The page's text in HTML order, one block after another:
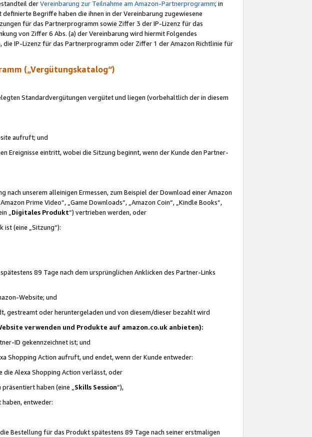
derVereinbarung zur Teilnahme am Amazon-Partnerprogramm; in
Begriffe haben die ihnen in der Vereinbarung zugewiesene
für das Partnerprogramm sowie Ziffer 3 der IP-Lizenz für das
von Ziffer 6 Abs. (a) der Vereinbarung wird hiermit Folgendes
IP-Lizenz für das Partnerprogramm oder Ziffer 1 der Amazon Richtlinie für
(„Vergütungskatalog“)
Standardvergütungen vergütet und liegen (vorbehaltlich der in diesem
aufruft; und
Ereignisse eintritt, wobei die Sitzung beginnt, wenn der Kunde den Partner-
unserem alleinigen Ermessen, zum Beispiel der Download einer Amazon
Prime Video“, „Game Downloads“, „Amazon Coin“, „Kindle Books“,
„ Digitales Produkt“) vertrieben werden, oder
(eine „Sitzung“):
89 Tage nach dem ursprünglichen Anklicken des Partner-Links
Website; und
gestreamt oder heruntergeladen und von diesem/dieser bezahlt wird
verwenden und Produkte auf amazon.co.uk anbieten):
ID gekennzeichnet ist; und
Shopping Action aufruft, und endet, wenn der Kunde entweder:
Alexa Shopping Action verlässt, oder
haben (eine „ Skills Session“),
entweder:
Bestellung für das Produkt spätestens 89 Tage nach seiner erstmaligen